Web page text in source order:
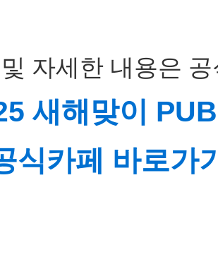
자세한 내용은
새해맞이
식카페 바로가